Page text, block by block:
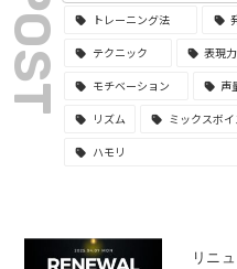
トレーニング法
テクニック
表現力
モチベーション
声
リズム
ミックスボイ
ハモリ
リニ